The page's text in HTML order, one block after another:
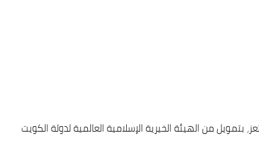
من الهيئة الخيرية الإسلامية العالمية لدولة الكويت